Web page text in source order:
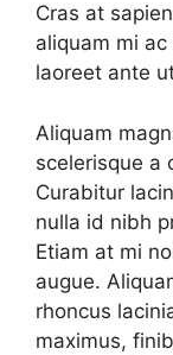
Cras at
aliquam mi
laoreet ante
Aliquam
scelerisque a
Curabitur
nulla id nibh
Etiam at mi
augue.
rhoncus
maximus,